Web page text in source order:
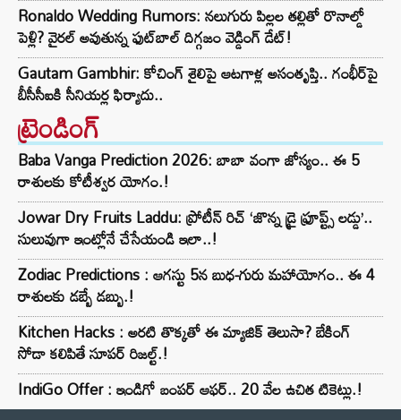
Ronaldo Wedding Rumors: నలుగురు పిల్లల తల్లితో రొనాల్డో
పెళ్లి? వైరల్ అవుతున్న ఫుట్‌బాల్ దిగ్గజం వెడ్డింగ్ డేట్!
Gautam Gambhir: కోచింగ్ శైలిపై ఆటగాళ్ల అసంతృప్తి.. గంభీర్‌పై
బీసీసీఐకి సీనియర్ల ఫిర్యాదు..
ట్రెండింగ్‌
Baba Vanga Prediction 2026: బాబా వంగా జోస్యం.. ఈ 5
రాశులకు కోటీశ్వర యోగం.!
Jowar Dry Fruits Laddu: ప్రోటీన్ రిచ్ ‘జొన్న డ్రై ఫ్రూప్ట్స్ లడ్డు’..
సులువుగా ఇంట్లోనే చేసేయండి ఇలా..!
Zodiac Predictions : ఆగస్టు 5న బుధ-గురు మహాయోగం.. ఈ 4
రాశులకు డబ్బే డబ్బు.!
Kitchen Hacks : అరటి తొక్కతో ఈ మ్యాజిక్ తెలుసా? బేకింగ్
సోడా కలిపితే సూపర్ రిజల్ట్.!
IndiGo Offer : ఇండిగో బంపర్ ఆఫర్.. 20 వేల ఉచిత టికెట్లు.!